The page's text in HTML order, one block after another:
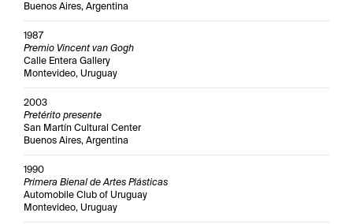
Buenos Aires, Argentina
1987
Premio Vincent van Gogh
Calle Entera Gallery
Montevideo, Uruguay
2003
Pretérito presente
San Martín Cultural Center
Buenos Aires, Argentina
1990
Primera Bienal de Artes Plásticas
Automobile Club of Uruguay
Montevideo, Uruguay